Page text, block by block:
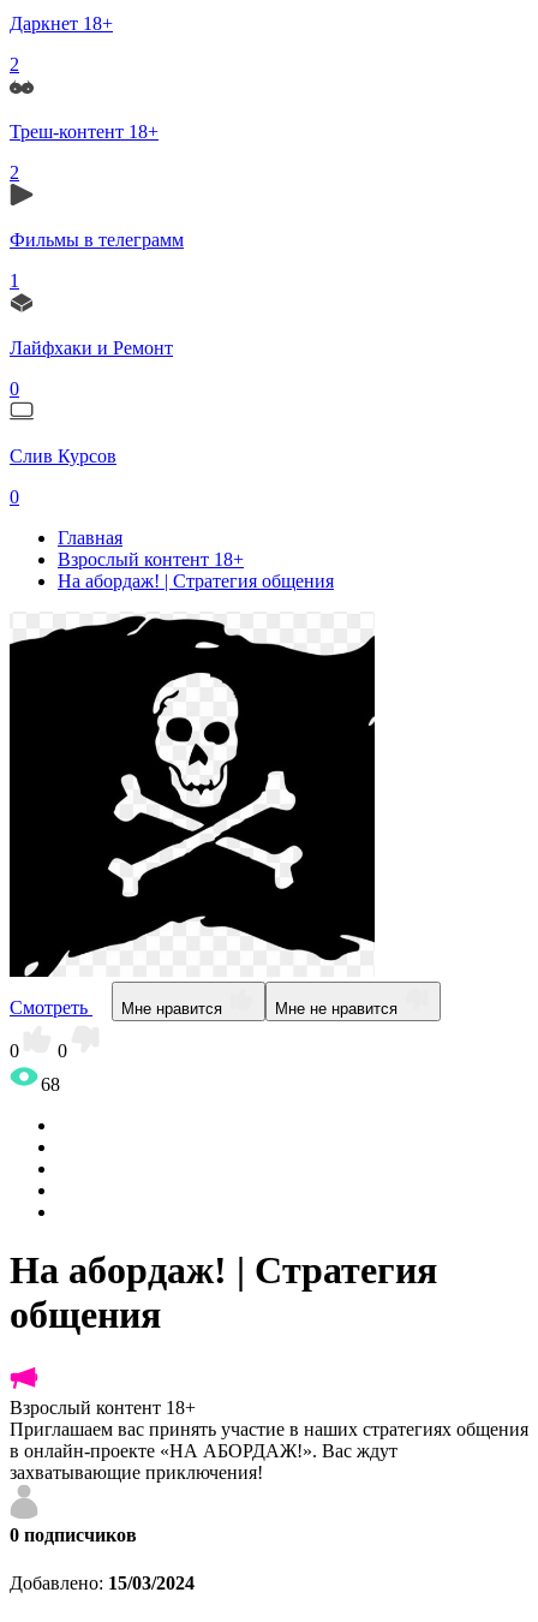
Даркнет 18+
2
Треш-контент 18+
2
Фильмы в телеграмм
1
Лайфхаки и Ремонт
0
Слив Курсов
0
Главная
Взрослый контент 18+
На абордаж! | Стратегия общения
Смотреть Мне нравится Мне не нравится
0
0
68
На абордаж! | Стратегия
общения
Взрослый контент 18+
Приглашаем вас принять участие в наших стратегиях общения
в онлайн-проекте «НА АБОРДАЖ!». Вас ждут
захватывающие приключения!
0 подписчиков
Добавлено: 15/03/2024